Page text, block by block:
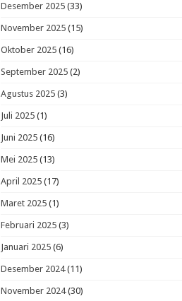
Desember 2025(33)
November 2025(15)
Oktober 2025(16)
September 2025(2)
Agustus 2025(3)
Juli 2025(1)
Juni 2025(16)
Mei 2025(13)
April 2025(17)
Maret 2025(1)
Februari 2025(3)
Januari 2025(6)
Desember 2024(11)
November 2024(30)